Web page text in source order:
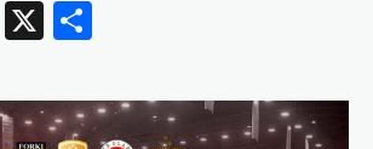
Email
X